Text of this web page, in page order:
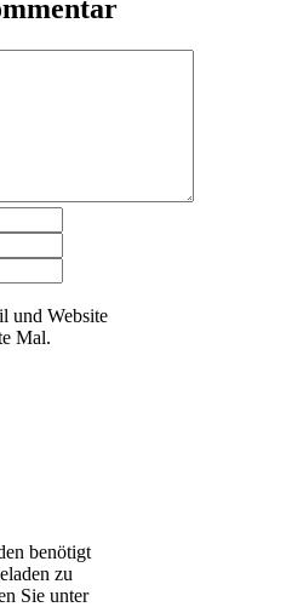
und Website
Mal.
benötigt
zu
Sie unter